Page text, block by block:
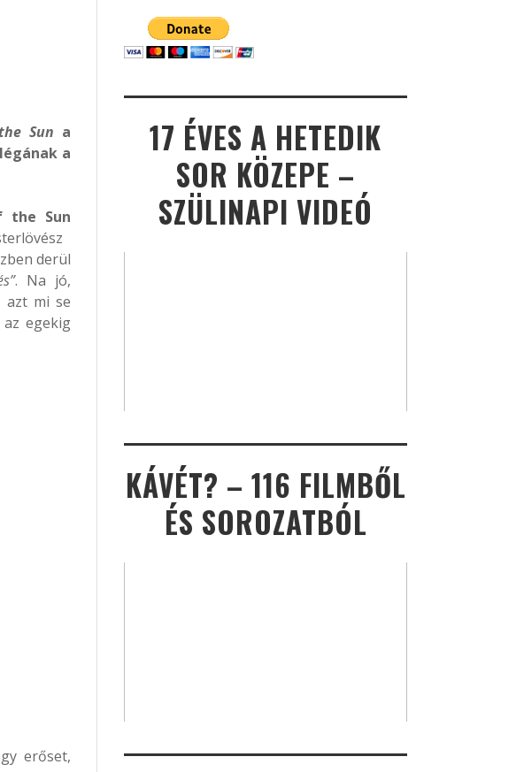
Sun a
a
the Sun
derül
. Na jó,
azt mi se
egekig
erőset,
17 ÉVES A HETEDIK
SOR KÖZEPE –
SZÜLINAPI VIDEÓ
KÁVÉT? – 116 FILMBŐL
ÉS SOROZATBÓL